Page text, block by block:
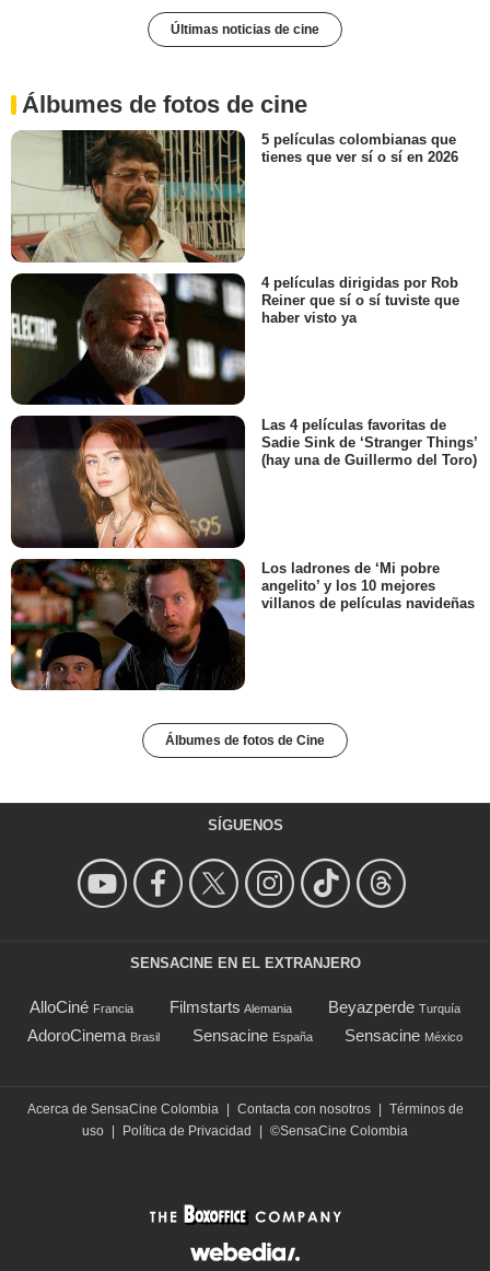
Últimas noticias de cine
Álbumes de fotos de cine
5 películas colombianas que
tienes que ver sí o sí en 2026
4 películas dirigidas por Rob
Reiner que sí o sí tuviste que
haber visto ya
Las 4 películas favoritas de
Sadie Sink de ‘Stranger Things’
(hay una de Guillermo del Toro)
Los ladrones de ‘Mi pobre
angelito’ y los 10 mejores
villanos de películas navideñas
Álbumes de fotos de Cine
SÍGUENOS
SENSACINE EN EL EXTRANJERO
AlloCiné Francia Filmstarts Alemania Beyazperde Turquía
AdoroCinema Brasil Sensacine España Sensacine México
Acerca de SensaCine Colombia Contacta con nosotros
Términos de
uso
Política de Privacidad ©SensaCine Colombia